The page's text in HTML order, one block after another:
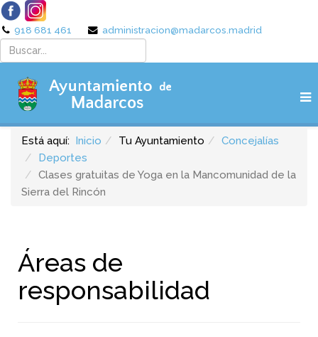
918 681 461 administracion@madarcos.madrid
Está aquí: Inicio Tu Ayuntamiento
Concejalías
Deportes
Clases gratuitas de Yoga en la Mancomunidad de la
Sierra del Rincón
Áreas de
responsabilidad